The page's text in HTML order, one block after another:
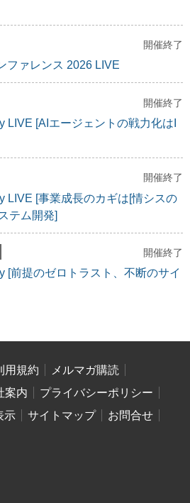
開催終了
ファレンス 2026 LIVE
開催終了
LIVE [AIエージェントの戦力化はI
開催終了
LIVE [事業成長のカギは[情シスの
テム開発]
開催終了
[前提のゼロトラスト、不断のサイ
用規約
メルマガ購読
案内
プライバシーポリシー
示
サイトマップ
お問合せ